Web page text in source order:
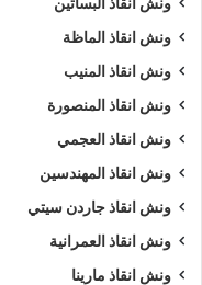
ونش انقاذ الماظة
ونش انقاذ المنيب
ونش انقاذ المنصورة
ونش انقاذ العجمي
ونش انقاذ المهندسين
ونش انقاذ جاردن سيتي
ونش انقاذ العمرانية
ونش انقاذ مارينا